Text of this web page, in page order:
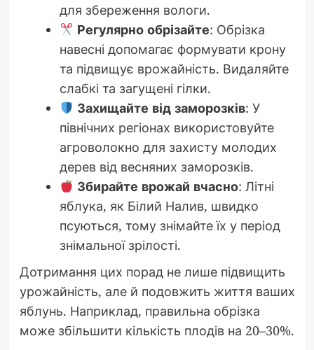
для збереження вологи.
Регулярно обрізайте: Обрізка
навесні допомагає формувати крону
та підвищує врожайність. Видаляйте
слабкі та загущені гілки.
Захищайте від заморозків: У
північних регіонах використовуйте
агроволокно для захисту молодих
дерев від весняних заморозків.
Збирайте врожай вчасно: Літні
яблука, як Білий Налив, швидко
псуються, тому знімайте їх у період
знімальної зрілості.
Дотримання цих порад не лише підвищить
урожайність, але й подовжить життя ваших
яблунь. Наприклад, правильна обрізка
може збільшити кількість плодів на 20–30%.